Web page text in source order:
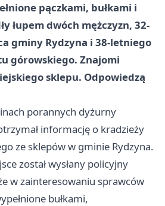
pączkami, bułkami i
łupem dwóch mężczyzn, 32-
gminy Rydzyna i 38-letniego
górowskiego. Znajomi
sklepu. Odpowiedzą
porannych dyżurny
informację o kradzieży
ze sklepów w gminie Rydzyna.
został wysłany policyjny
w zainteresowaniu sprawców
bułkami,